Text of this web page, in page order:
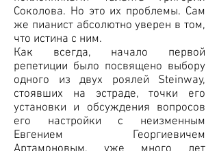
Соколова. Но это их проблемы. Сам
же пианист абсолютно уверен в том,
что истина с ним.
Как всегда, начало первой
репетиции было посвящено выбору
одного из двух роялей Steinway,
стоявших на эстраде, точки его
установки и обсуждения вопросов
его настройки c неизменным
Евгением Георгиевичем